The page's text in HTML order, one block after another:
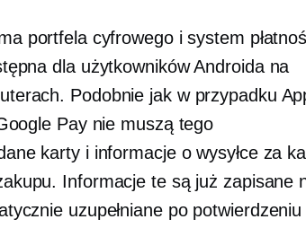
portfela cyfrowego i system
dla użytkowników Androida na
Podobnie jak w przypadku
Pay nie muszą tego
karty i informacje o wysyłce za
Informacje te są już zapisane
uzupełniane po potwierdzeniu